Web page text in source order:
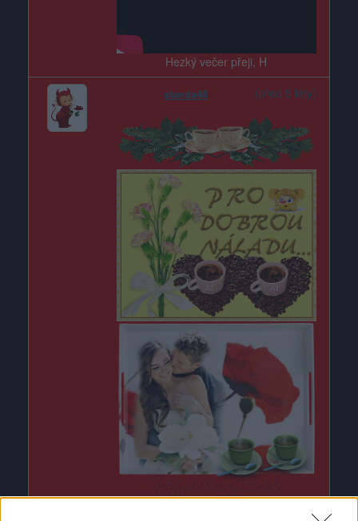
Hezký večer přeji, H
standa48 (před 5 lety)